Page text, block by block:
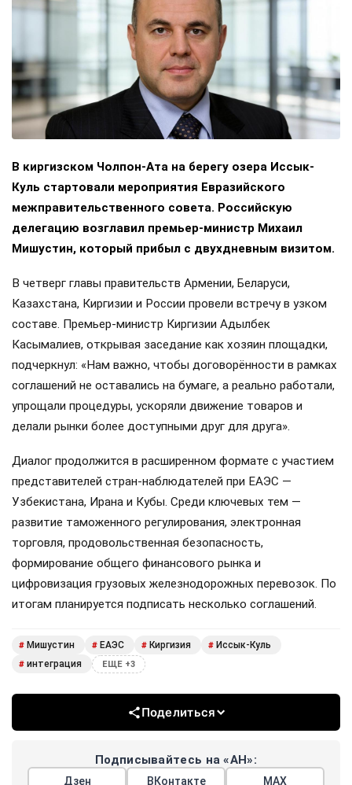
В киргизском Чолпон-Ата на берегу озера Иссык-
Куль стартовали мероприятия Евразийского
межправительственного совета. Российскую
делегацию возглавил премьер-министр Михаил
Мишустин, который прибыл с двухдневным визитом.
В четверг главы правительств Армении, Беларуси,
Казахстана, Киргизии и России провели встречу в узком
составе. Премьер-министр Киргизии Адылбек
Касымалиев, открывая заседание как хозяин площадки,
подчеркнул: «Нам важно, чтобы договорённости в рамках
соглашений не оставались на бумаге, а реально работали,
упрощали процедуры, ускоряли движение товаров и
делали рынки более доступными друг для друга».
Диалог продолжится в расширенном формате с участием
представителей стран-наблюдателей при ЕАЭС —
Узбекистана, Ирана и Кубы. Среди ключевых тем —
развитие таможенного регулирования, электронная
торговля, продовольственная безопасность,
формирование общего финансового рынка и
цифровизация грузовых железнодорожных перевозок. По
итогам планируется подписать несколько соглашений.
# Мишустин # ЕАЭС # Киргизия # Иссык-Куль
# интеграция ЕЩЕ +3
Поделиться
Подписывайтесь на «АН»:
Дзен ВКонтакте МАХ